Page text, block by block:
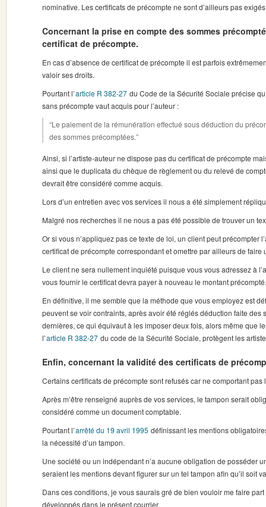
nominative. Les certificats de précompte ne sont d’ailleurs pas
Concernant la prise en compte des sommes
certificat de précompte.
En cas d’absence de certificat de précompte il est parfois
valoir ses droits.
Pourtant l’article R 382-27 du Code de la Sécurité Sociale précise
sans précompte vaut acquis pour l’auteur :
“Le paiement de la rémunération effectué sous déduction du
des sommes précomptées.”
Ainsi, si l’artiste-auteur ne dispose pas du certificat de précompte
ainsi que le duplicata du chèque de règlement ou du relevé de
devrait être considéré comme acquis.
Lors d’un entretien avec vos services il nous a été simplement
Malgré nos recherches il ne nous a pas été possible de trouver un
Or si vous n’appliquez pas ce texte de loi, un client peut précompter
certificat de précompte correspondant et omettre par ailleurs de faire
Le client ne sera nullement inquiété puisque vous vous adressez à
vous fournir le certificat devra payer à nouveau le montant précompté.
En définitive, il me semble que la méthode que vous employez est
peuvent se voir contraints, après avoir été réglés déduction faite des
dernières, ce qui équivaut à les imposer deux fois, alors même que
l’article R 382-27 du code de la Sécurité Sociale, protègent les
Enfin, concernant la validité des certificats de
Certains certificats de précompte sont refusés car ne comportant
Après m’être renseigné auprès de vos services, le tampon serait
considéré comme un document comptable.
Pourtant l’arrêté du 19 avril 1995 définissant les mentions
la nécessité d’un tampon.
Une société ou un indépendant n’a aucune obligation de posséder
seraient les mentions devant figurer sur un tel tampon afin qu’il soit
Dans ces conditions, je vous saurais gré de bien vouloir me faire
développés dans le présent courrier.